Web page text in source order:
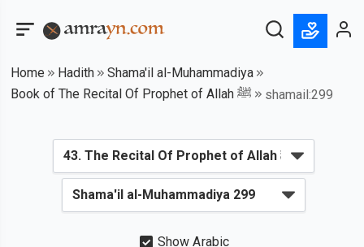
Home Hadith
Shama'il al-Muhammadiya
Book of The Recital Of Prophet of Allah ﷺ
shamail:299
Show Arabic